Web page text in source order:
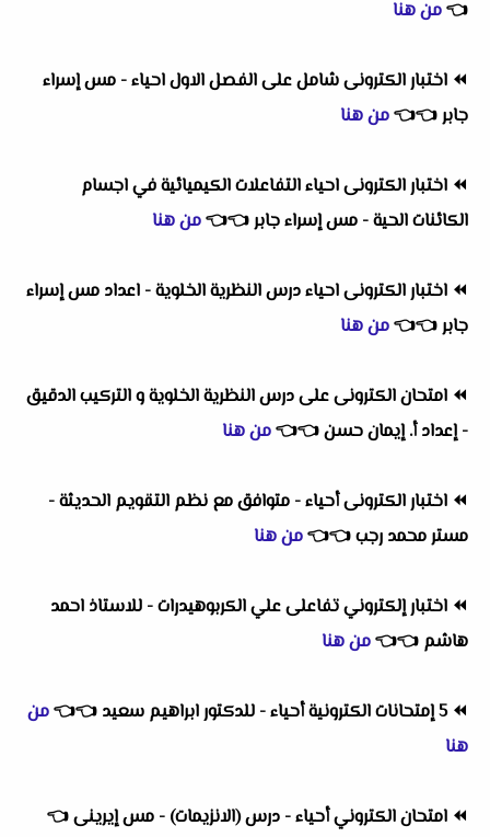
👈من هنا
⏪ اختبار الكترونى شامل على الفصل الاول احياء - مس إسراء
جابر👈
👈من هنا
⏪ اختبار الكترونى احياء التفاعلات الكيميائية في اجسام
الكائنات الحية - مس إسراء جابر👈
👈من هنا
⏪ اختبار الكترونى احياء درس النظرية الخلوية - اعداد مس إسراء
جابر👈
👈من هنا
⏪ امتحان الكترونى على درس النظرية الخلوية و التركيب الدقيق
- إعداد أ. إيمان حسن👈
👈من هنا
⏪ اختبار الكترونى أحياء - متوافق مع نظم التقويم الحديثة -
مستر محمد رجب👈
👈من هنا
⏪ اختبار إلكتروني تفاعلى علي الكربوهيدرات - للاستاذ احمد
هاشم 👈
👈من هنا
⏪5 إمتحانات الكترونية أحياء - للدكتور ابراهيم سعيد 👈
👈من
هنا
⏪ امتحان الكتروني أحياء - درس (الانزيمات) - مس إيرينى👈